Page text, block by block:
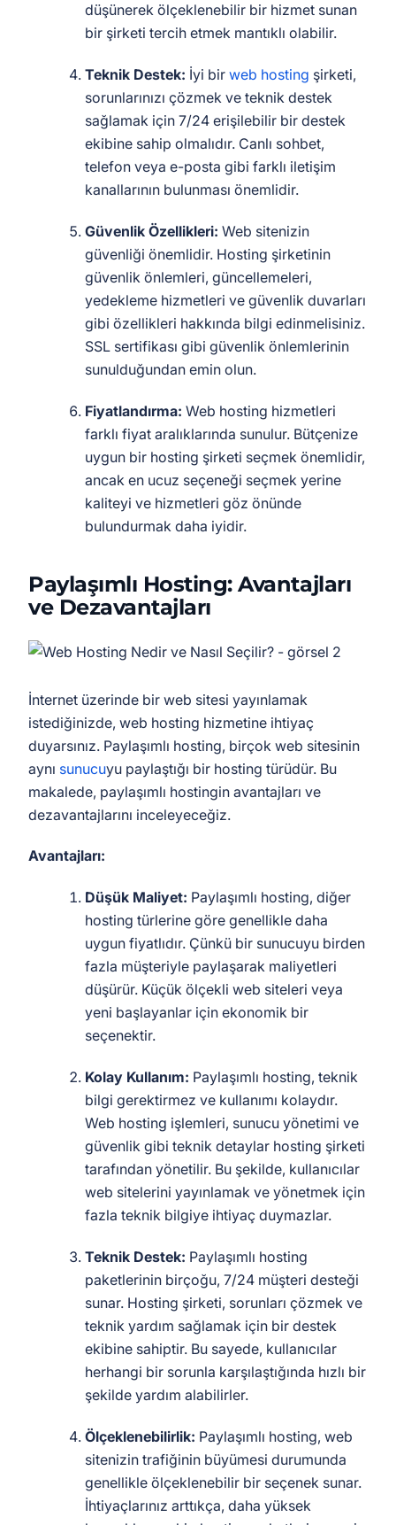
düşünerek ölçeklenebilir bir hizmet sunan
bir şirketi tercih etmek mantıklı olabilir.
Teknik Destek: İyi bir web hosting şirketi,
sorunlarınızı çözmek ve teknik destek
sağlamak için 7/24 erişilebilir bir destek
ekibine sahip olmalıdır. Canlı sohbet,
telefon veya e-posta gibi farklı iletişim
kanallarının bulunması önemlidir.
Güvenlik Özellikleri: Web sitenizin
güvenliği önemlidir. Hosting şirketinin
güvenlik önlemleri, güncellemeleri,
yedekleme hizmetleri ve güvenlik duvarları
gibi özellikleri hakkında bilgi edinmelisiniz.
SSL sertifikası gibi güvenlik önlemlerinin
sunulduğundan emin olun.
Fiyatlandırma: Web hosting hizmetleri
farklı fiyat aralıklarında sunulur. Bütçenize
uygun bir hosting şirketi seçmek önemlidir,
ancak en ucuz seçeneği seçmek yerine
kaliteyi ve hizmetleri göz önünde
bulundurmak daha iyidir.
Paylaşımlı Hosting: Avantajları
ve Dezavantajları
İnternet üzerinde bir web sitesi yayınlamak
istediğinizde, web hosting hizmetine ihtiyaç
duyarsınız. Paylaşımlı hosting, birçok web sitesinin
aynı sunucuyu paylaştığı bir hosting türüdür. Bu
makalede, paylaşımlı hostingin avantajları ve
dezavantajlarını inceleyeceğiz.
Avantajları:
Düşük Maliyet: Paylaşımlı hosting, diğer
hosting türlerine göre genellikle daha
uygun fiyatlıdır. Çünkü bir sunucuyu birden
fazla müşteriyle paylaşarak maliyetleri
düşürür. Küçük ölçekli web siteleri veya
yeni başlayanlar için ekonomik bir
seçenektir.
Kolay Kullanım: Paylaşımlı hosting, teknik
bilgi gerektirmez ve kullanımı kolaydır.
Web hosting işlemleri, sunucu yönetimi ve
güvenlik gibi teknik detaylar hosting şirketi
tarafından yönetilir. Bu şekilde, kullanıcılar
web sitelerini yayınlamak ve yönetmek için
fazla teknik bilgiye ihtiyaç duymazlar.
Teknik Destek: Paylaşımlı hosting
paketlerinin birçoğu, 7/24 müşteri desteği
sunar. Hosting şirketi, sorunları çözmek ve
teknik yardım sağlamak için bir destek
ekibine sahiptir. Bu sayede, kullanıcılar
herhangi bir sorunla karşılaştığında hızlı bir
şekilde yardım alabilirler.
Ölçeklenebilirlik: Paylaşımlı hosting, web
sitenizin trafiğinin büyümesi durumunda
genellikle ölçeklenebilir bir seçenek sunar.
İhtiyaçlarınız arttıkça, daha yüksek